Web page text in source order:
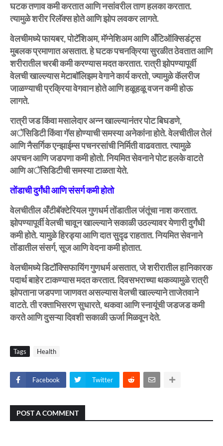
घटक तणाव कमी करतात आणि नसांवरील ताण हलका करतात.
त्यामुळे शरीर रिलॅक्स होते आणि झोप लवकर लागते.
वेलचीमध्ये फायबर, पोटॅशिअम, मॅग्नेशिअम आणि अँटिऑक्सिडंट्स
मुबलक प्रमाणात असतात. हे घटक पचनक्रिया सुरळीत ठेवतात आणि
शरीरातील चरबी कमी करण्यास मदत करतात. रात्री झोपण्यापूर्वी
वेलची खाल्ल्यास मेटाबॉलिझम वेगाने कार्य करतो, ज्यामुळे कॅलरीज
जाळण्याची प्रक्रिया वेगवान होते आणि हळूहळू वजन कमी होऊ
लागते.
रात्री जड किंवा मसालेदार अन्न खाल्ल्यानंतर पोट बिघडणे,
अॅसिडिटी किंवा गॅस होण्याची समस्या अनेकांना होते. वेलचीतील तेलं
आणि नैसर्गिक एन्झाईम्स पचनरसांची निर्मिती वाढवतात. त्यामुळे
अपचन आणि जडपणा कमी होतो. नियमित सेवनाने पोट हलके वाटते
आणि अॅसिडिटीची समस्या टाळता येते.
तोंडाची दुर्गंधी आणि संसर्ग कमी होतो
वेलचीतील अँटीबॅक्टेरियल गुणधर्म तोंडातील जंतूंचा नाश करतात.
झोपण्यापूर्वी वेलची चावून खाल्ल्याने सकाळी उठल्यावर येणारी दुर्गंधी
कमी होते. यामुळे हिरड्या आणि दात सुदृढ राहतात. नियमित सेवनाने
तोंडातील संसर्ग, सूज आणि वेदना कमी होतात.
​वेलचीमध्ये डिटॉक्सिफायिंग गुणधर्म असतात, जे शरीरातील हानिकारक
पदार्थ बाहेर टाकण्यास मदत करतात. दिवसभराच्या थकव्यामुळे रात्री
झोपताना जडपणा जाणवत असल्यास वेलची खाल्ल्याने ताजेतवाने
वाटते. ती रक्ताभिसरण सुधारते, थकवा आणि स्नायूंची जडजड कमी
करते आणि दुसऱ्या दिवशी सकाळी ऊर्जा मिळवून देते.
Tags Health
Facebook Twitter
POST A COMMENT